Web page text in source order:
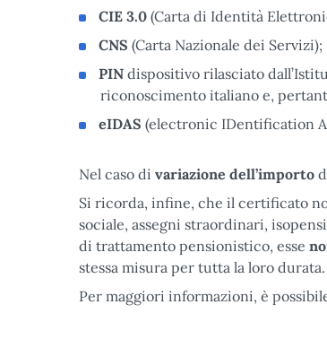
CIE 3.0 (Carta di Identità
CNS (Carta Nazionale dei Servizi);
PIN dispositivo rilasciato
riconoscimento italiano e,
eIDAS (electronic IDentification
Nel caso di variazione dell’importo
Si ricorda, infine, che il certificato
sociale, assegni straordinari,
di trattamento pensionistico, esse
stessa misura per tutta la loro durata.
Per maggiori informazioni, è